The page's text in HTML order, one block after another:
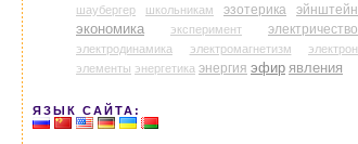
шаубергер
школьникам эзотерика
эйнштейн
экономика
эксперимент электричество
электродинамика электромагнетизм
электрон
элементы энергетика энергия эфир явления
ЯЗЫК САЙТА: